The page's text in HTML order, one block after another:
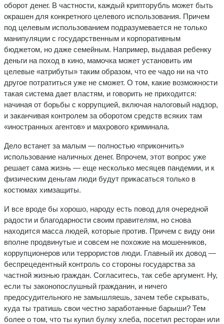
оборот денег. В частности, каждый крипторубль может быть
окрашен для конкретного целевого использования. Причем
под целевым использованием подразумевается не только
манипуляции с государственным и корпоративным
бюджетом, но даже семейным. Например, выдавая ребенку
деньги на поход в кино, мамочка может установить им
целевые «атрибуты» таким образом, что ее чадо ни на что
другое потратиться уже не сможет. О том, какие возможности
такая система дает властям, и говорить не приходится:
начиная от борьбы с коррупцией, включая налоговый надзор,
и заканчивая контролем за оборотом средств всяких там
«иностранных агентов» и махрового криминала.
Дело встанет за малым — полностью «прикончить»
использование наличных денег. Впрочем, этот вопрос уже
решает сама жизнь — еще несколько месяцев пандемии, и к
физическим деньгам люди будут прикасаться только в
костюмах химзащиты.
И все вроде бы хорошо, народу есть повод для очередной
радости и благодарности своим правителям, но снова
находится масса людей, которые против. Причем с виду они
вполне продвинутые и совсем не похожие на мошенников,
коррупционеров или террористов люди. Главный их довод —
беспрецедентный контроль со стороны государства за
частной жизнью граждан. Согласитесь, так себе аргумент. Ну,
если ты законопослушный гражданин, и ничего
предосудительного не замышляешь, зачем тебе скрывать,
куда ты тратишь свои честно заработанные барыши? Тем
более о том, что ты купил булку хлеба, посетил ресторан или